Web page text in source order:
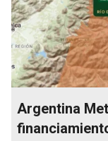
Argentina